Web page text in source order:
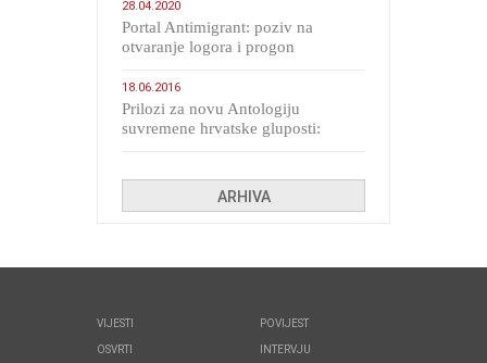
28.04.2020
Portal Antimigrant: poziv na
otvaranje logora i progon
18.06.2016
Prilozi za novu Antologiju
suvremene hrvatske gluposti:
ARHIVA
VIJESTI
OSVRTI
POVIJEST
INTERVJU